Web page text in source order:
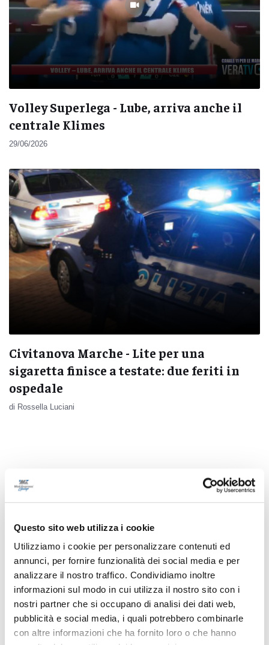
Questo sito web utilizza i cookie
Utilizziamo i cookie per personalizzare contenuti ed
annunci, per fornire funzionalità dei social media e per
analizzare il nostro traffico. Condividiamo inoltre
informazioni sul modo in cui utilizza il nostro sito con i
nostri partner che si occupano di analisi dei dati web,
pubblicità e social media, i quali potrebbero combinarle
con altre informazioni che ha fornito loro o che hanno
Volley Superlega - Lube, arriva anche il
centrale Klimes
29/06/2026
Civitanova Marche - Lite per una
sigaretta finisce a testate: due feriti in
ospedale
di Rossella Luciani
Civitanova - "Licenziate la mia ex",
denunciato per stalking